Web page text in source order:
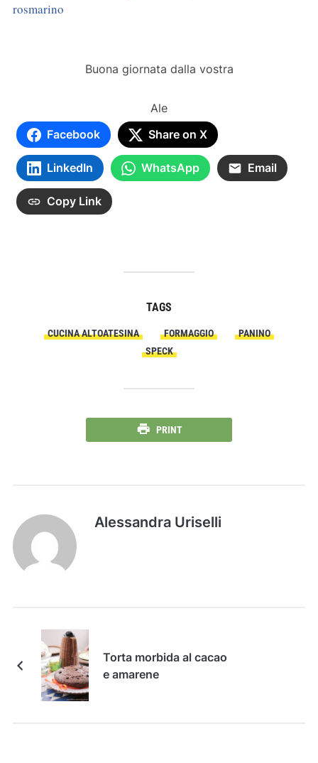
rosmarino
Buona giornata dalla vostra
Ale
Facebook
Share on X
LinkedIn WhatsApp Email
Copy Link
TAGS
CUCINA ALTOATESINA FORMAGGIO
PANINO
SPECK
PRINT
Alessandra Uriselli
Torta morbida al cacao
e amarene